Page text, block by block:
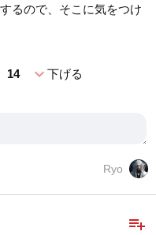
るので、そこに気をつけ
14 expand_more下げる
Ryo
playlist_add